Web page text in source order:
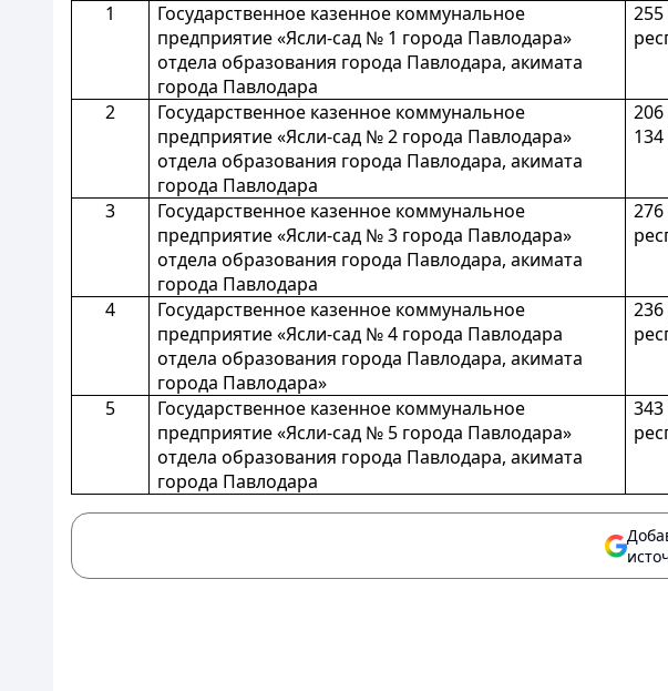
1
Государственное казенное коммунальное
предприятие «Ясли-сад № 1 города Павлодара»
отдела образования города Павлодара, акимата
города Павлодара
2
Государственное казенное коммунальное
предприятие «Ясли-сад № 2 города Павлодара»
отдела образования города Павлодара, акимата
города Павлодара
3
Государственное казенное коммунальное
предприятие «Ясли-сад № 3 города Павлодара»
отдела образования города Павлодара, акимата
города Павлодара
4
Государственное казенное коммунальное
предприятие «Ясли-сад № 4 города Павлодара
отдела образования города Павлодара, акимата
города Павлодара»
5
Государственное казенное коммунальное
предприятие «Ясли-сад № 5 города Павлодара»
отдела образования города Павлодара, акимата
города Павлодара